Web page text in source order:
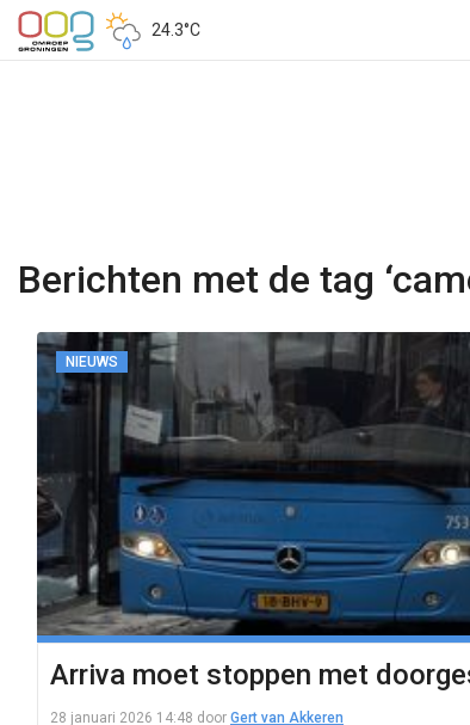
24.3°C
Berichten met de tag
NIEUWS
Arriva moet stoppen met
28 januari 2026 14:48 door Gert van Akkeren